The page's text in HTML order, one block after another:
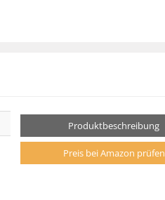
Produktbeschreibung
Preis bei Amazon prüfen